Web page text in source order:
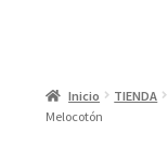
Inicio TIENDA
Melocotón